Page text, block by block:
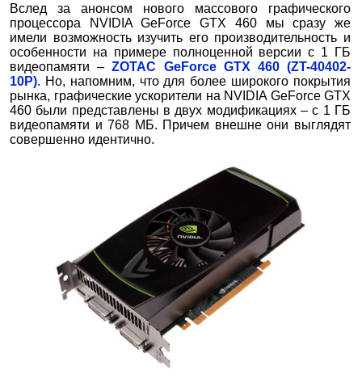
Вслед за анонсом нового массового графического
процессора NVIDIA GeForce GTX 460 мы сразу же
имели возможность изучить его производительность и
особенности на примере полноценной версии с 1 ГБ
видеопамяти –ZOTAC GeForce GTX 460 (ZT-40402-
10P). Но, напомним, что для более широкого покрытия
рынка, графические ускорители на NVIDIA GeForce GTX
460 были представлены в двух модификациях – с 1 ГБ
видеопамяти и 768 МБ. Причем внешне они выглядят
совершенно идентично.